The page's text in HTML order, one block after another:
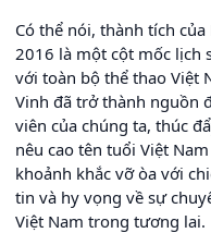
Có thể nói, thành tích
2016 là một cột mốc lịch
với toàn bộ thể thao Việt
Vinh đã trở thành nguồn
viên của chúng ta, thúc
nêu cao tên tuổi Việt
khoảnh khắc vỡ òa với
tin và hy vọng về sự
Việt Nam trong tương lai.